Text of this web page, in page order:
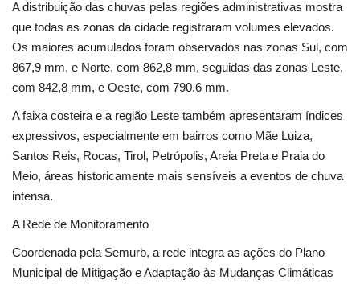
A distribuição das chuvas pelas regiões administrativas mostra
que todas as zonas da cidade registraram volumes elevados.
Os maiores acumulados foram observados nas zonas Sul, com
867,9 mm, e Norte, com 862,8 mm, seguidas das zonas Leste,
com 842,8 mm, e Oeste, com 790,6 mm.
A faixa costeira e a região Leste também apresentaram índices
expressivos, especialmente em bairros como Mãe Luiza,
Santos Reis, Rocas, Tirol, Petrópolis, Areia Preta e Praia do
Meio, áreas historicamente mais sensíveis a eventos de chuva
intensa.
A Rede de Monitoramento
Coordenada pela Semurb, a rede integra as ações do Plano
Municipal de Mitigação e Adaptação às Mudanças Climáticas